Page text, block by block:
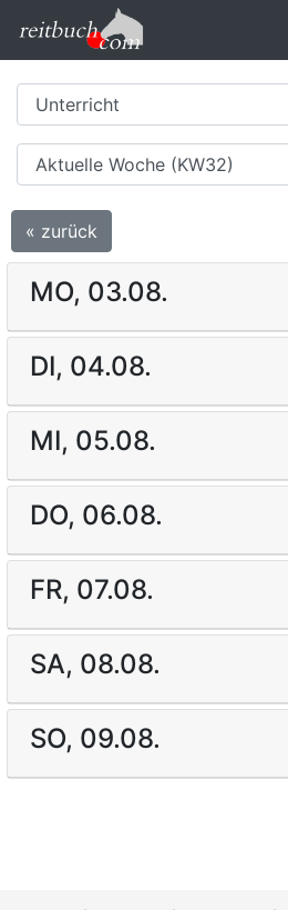
« zurück
MO, 03.08.
DI, 04.08.
MI, 05.08.
DO, 06.08.
FR, 07.08.
SA, 08.08.
SO, 09.08.